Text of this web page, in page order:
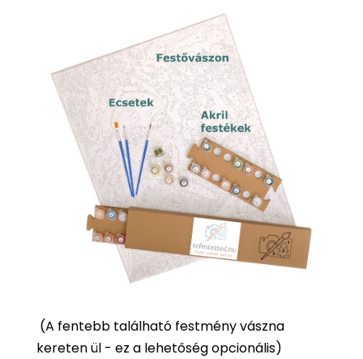
(A fentebb található festmény vászna
kereten ül - ez a lehetőség opcionális)